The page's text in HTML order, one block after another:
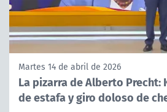
Martes 14 de abril de 2026
La pizarra de Alberto Precht:
de estafa y giro doloso de